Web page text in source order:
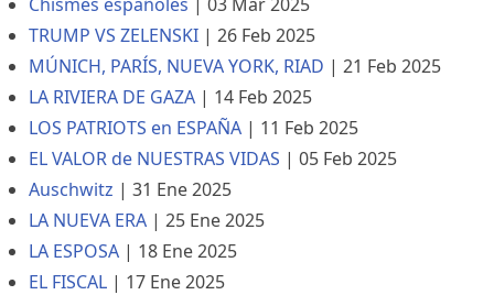
TRUMP VS ZELENSKI | 26 Feb 2025
MÚNICH, PARÍS, NUEVA YORK, RIAD | 21 Feb 2025
LA RIVIERA DE GAZA | 14 Feb 2025
LOS PATRIOTS en ESPAÑA | 11 Feb 2025
EL VALOR de NUESTRAS VIDAS | 05 Feb 2025
Auschwitz | 31 Ene 2025
LA NUEVA ERA | 25 Ene 2025
LA ESPOSA | 18 Ene 2025
EL FISCAL | 17 Ene 2025